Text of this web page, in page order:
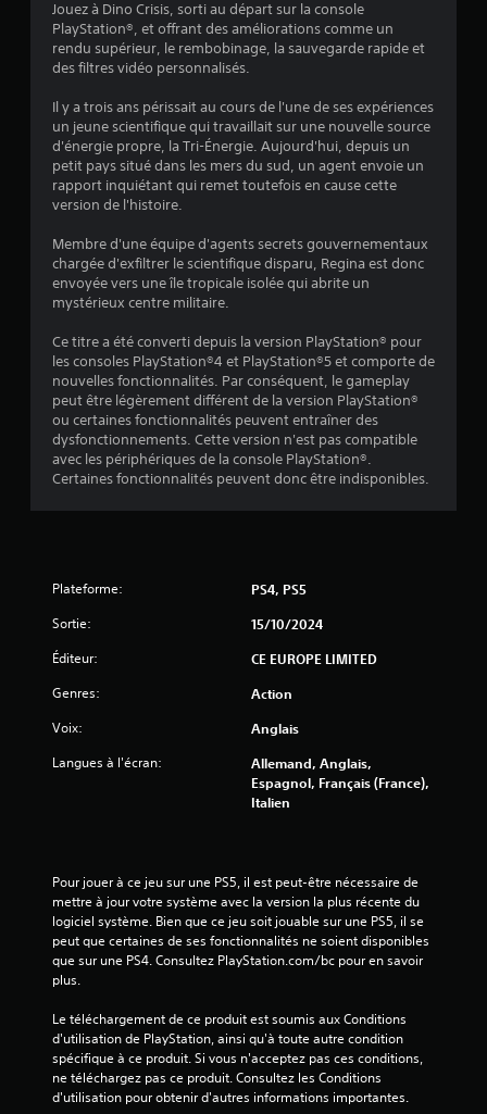
:
.
7
é
o
i
l
e
s
8
a
v
i
s
)
Jouez à Dino Crisis, sorti au départ sur la console
PlayStation®, et offrant des améliorations comme un
rendu supérieur, le rembobinage, la sauvegarde rapide et
des filtres vidéo personnalisés.
Il y a trois ans périssait au cours de l'une de ses expériences
un jeune scientifique qui travaillait sur une nouvelle source
d'énergie propre, la Tri-Énergie. Aujourd'hui, depuis un
petit pays situé dans les mers du sud, un agent envoie un
rapport inquiétant qui remet toutefois en cause cette
version de l'histoire.
Membre d'une équipe d'agents secrets gouvernementaux
chargée d'exfiltrer le scientifique disparu, Regina est donc
envoyée vers une île tropicale isolée qui abrite un
mystérieux centre militaire.
Ce titre a été converti depuis la version PlayStation® pour
les consoles PlayStation®4 et PlayStation®5 et comporte de
nouvelles fonctionnalités. Par conséquent, le gameplay
peut être légèrement différent de la version PlayStation®
ou certaines fonctionnalités peuvent entraîner des
dysfonctionnements. Cette version n'est pas compatible
avec les périphériques de la console PlayStation®.
Certaines fonctionnalités peuvent donc être indisponibles.
Plateforme: PS4, PS5
Sortie: 15/10/2024
Éditeur: CE EUROPE LIMITED
Genres: Action
Voix: Anglais
Langues à l'écran:
Allemand, Anglais,
Espagnol, Français (France),
Italien
Pour jouer à ce jeu sur une PS5, il est peut-être nécessaire de
mettre à jour votre système avec la version la plus récente du
logiciel système. Bien que ce jeu soit jouable sur une PS5, il se
peut que certaines de ses fonctionnalités ne soient disponibles
que sur une PS4. Consultez PlayStation.com/bc pour en savoir
plus.
Le téléchargement de ce produit est soumis aux Conditions
d'utilisation de PlayStation, ainsi qu'à toute autre condition
spécifique à ce produit. Si vous n'acceptez pas ces conditions,
ne téléchargez pas ce produit. Consultez les Conditions
d'utilisation pour obtenir d'autres informations importantes.